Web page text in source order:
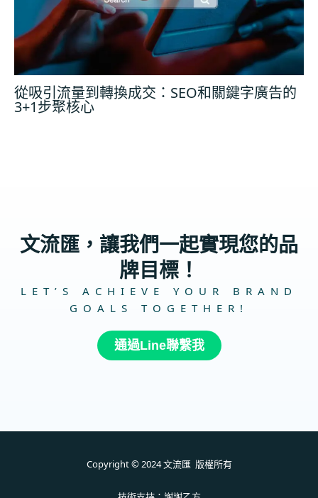
從吸引流量到轉換成交：SEO和關鍵字廣告的
3+1步聚核心
文流匯，讓我們一起實現您的品
牌目標！
LET’S ACHIEVE YOUR BRAND
GOALS TOGETHER!
通過Line聯繫我
Copyright © 2024 文流匯 版權所有